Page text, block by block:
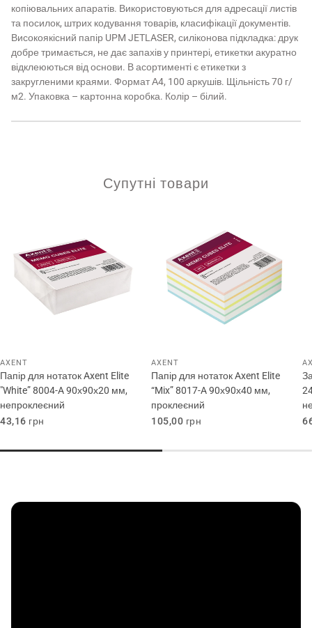
копіювальних апаратів. Використовуються для адресації листів
та посилок, штрих кодування товарів, класифікації документів.
Високоякісний папір UPM JETLASER, силіконова підкладка: друк
добре тримається, не дає запахів у принтері, етикетки акуратно
відклеюються від основи. В асортименті є етикетки з
закругленими краями. Формат А4, 100 аркушів. Щільність 70 г/
м2. Упаковка – картонна коробка. Колір – білий.
Супутні товари
AXENT
Папір для нотаток Axent Elite
"White” 8004-A 90х90х20 мм,
непроклеєний
Звичайна
43,16 грн
AXENT
Папір для нотаток Axent Elite
“Mix” 8017-A 90х90х40 мм,
проклеєний
Звичайна
105,00 грн